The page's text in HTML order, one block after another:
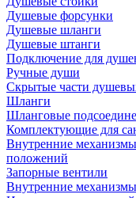
Душевые форсунки
Душевые шланги
Душевые штанги
Подключение для
Ручные души
Скрытые части
Шланги
Шланговые
Комплектующие для
Внутренние
положений
Запорные вентили
Внутренние